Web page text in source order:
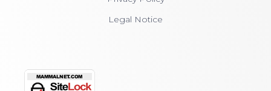
Legal Notice